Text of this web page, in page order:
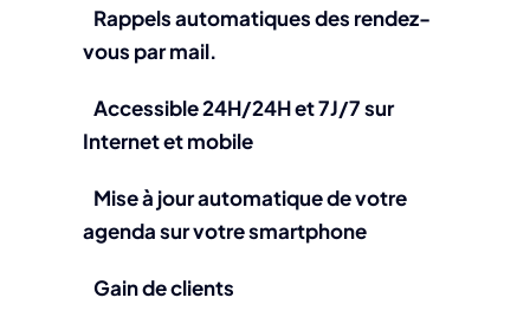
Rappels automatiques des rendez-
vous par mail.
Accessible 24H/24H et 7J/7 sur
Internet et mobile
Mise à jour automatique de votre
agenda sur votre smartphone
Gain de clients